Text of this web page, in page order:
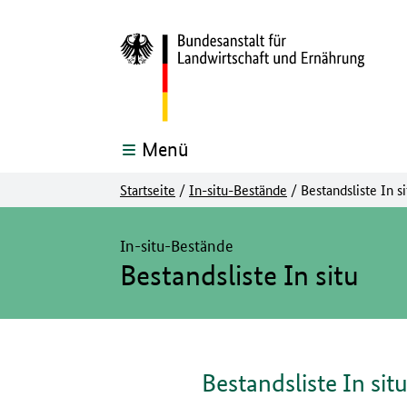
Menü
Startseite /In-situ-Bestände / Bestandsliste In
Bestandsliste In situ
In-situ-Bestände
Bestandsliste In situ